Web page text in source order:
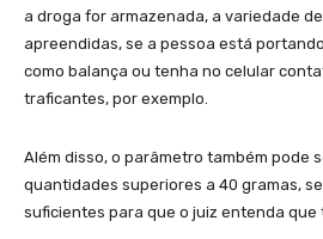
a droga for armazenada, a variedade
apreendidas, se a pessoa está
como balança ou tenha no celular
traficantes, por exemplo.
Além disso, o parâmetro também pode
quantidades superiores a 40 gramas,
suficientes para que o juiz entenda